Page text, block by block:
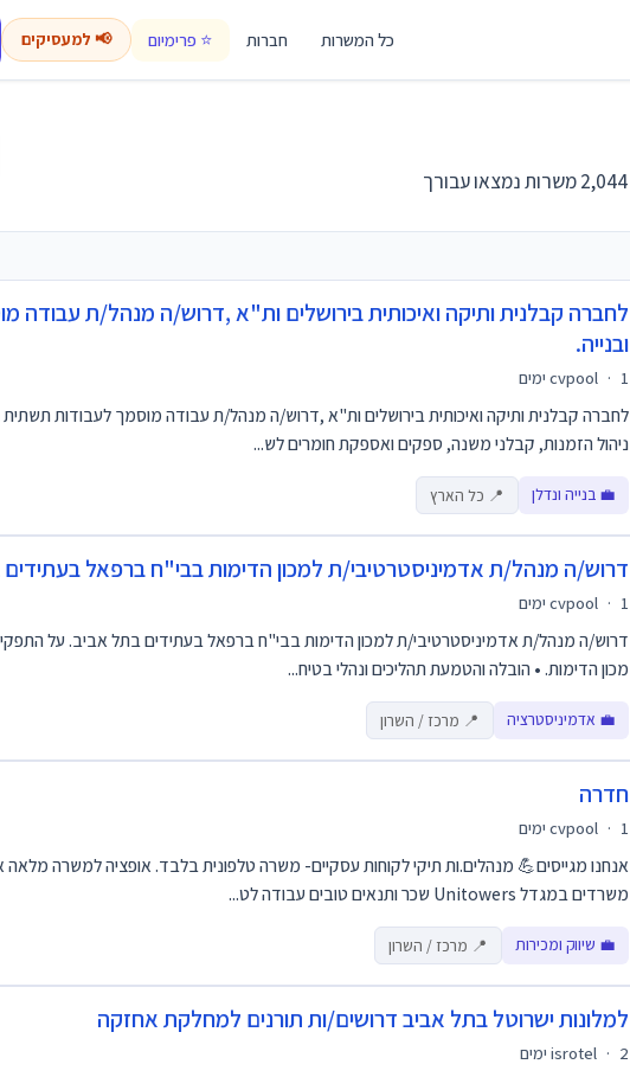
כל המשרות חברות ⭐ פרימיום 📢 למעסיקים
לחברה קבלנית ותיקה ואיכותית בירושלים ות"א ,דרוש/ה מנהל/ת עבודה
ובנייה.
cvpool · 1 ימים
לחברה קבלנית ותיקה ואיכותית בירושלים ות"א ,דרוש/ה מנהל/ת עבודה מוסמך לעבודות תשתית
ניהול הזמנות, קבלני משנה, ספקים ואספקת חומרים לש...
💼 בנייה ונדלן 📍 כל הארץ
דרוש/ה מנהל/ת אדמיניסטרטיבי/ת למכון הדימות בבי"ח ברפאל
cvpool · 1 ימים
דרוש/ה מנהל/ת אדמיניסטרטיבי/ת למכון הדימות בבי"ח ברפאל בעתידים בתל אביב. על
מכון הדימות. • הובלה והטמעת תהליכים ונהלי בטיח...
💼 אדמיניסטרציה 📍 מרכז / השרון
חדרה
cvpool · 1 ימים
אנחנו מגייסים💪 מנהלים.ות תיקי לקוחות עסקיים- משרה טלפונית בלבד. אופציה למשרה מלאה
משרדים במגדל Unitowers שכר ותנאים טובים עבודה לט...
💼 שיווק ומכירות 📍 מרכז / השרון
למלונות ישרוטל בתל אביב דרושים/ות תורנים למחלקת אחזקה
isrotel · 2 ימים